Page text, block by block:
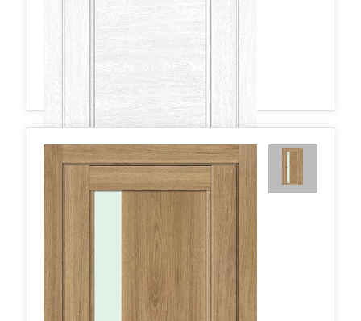
2.75XN матовое 800*2000 Монблан
434,35 руб.
в наличии Межкомнатные